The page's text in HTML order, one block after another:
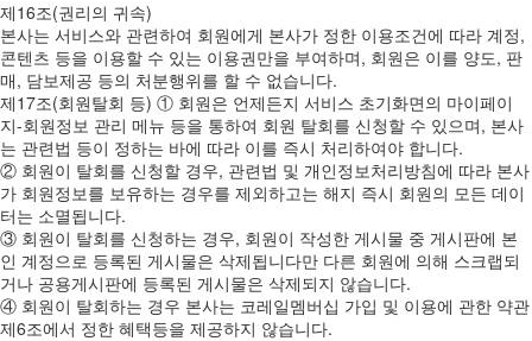
제16조(권리의 귀속)
본사는 서비스와 관련하여 회원에게 본사가 정한 이용조건에 따라 계정,
콘텐츠 등을 이용할 수 있는 이용권만을 부여하며, 회원은 이를 양도, 판
매, 담보제공 등의 처분행위를 할 수 없습니다.
제17조(회원탈회 등) ① 회원은 언제든지 서비스 초기화면의 마이페이
지-회원정보 관리 메뉴 등을 통하여 회원 탈회를 신청할 수 있으며, 본사
는 관련법 등이 정하는 바에 따라 이를 즉시 처리하여야 합니다.
② 회원이 탈회를 신청할 경우, 관련법 및 개인정보처리방침에 따라 본사
가 회원정보를 보유하는 경우를 제외하고는 해지 즉시 회원의 모든 데이
터는 소멸됩니다.
③ 회원이 탈회를 신청하는 경우, 회원이 작성한 게시물 중 게시판에 본
인 계정으로 등록된 게시물은 삭제됩니다만 다른 회원에 의해 스크랩되
거나 공용게시판에 등록된 게시물은 삭제되지 않습니다.
④ 회원이 탈회하는 경우 본사는 코레일멤버십 가입 및 이용에 관한 약관
제6조에서 정한 혜택등을 제공하지 않습니다.